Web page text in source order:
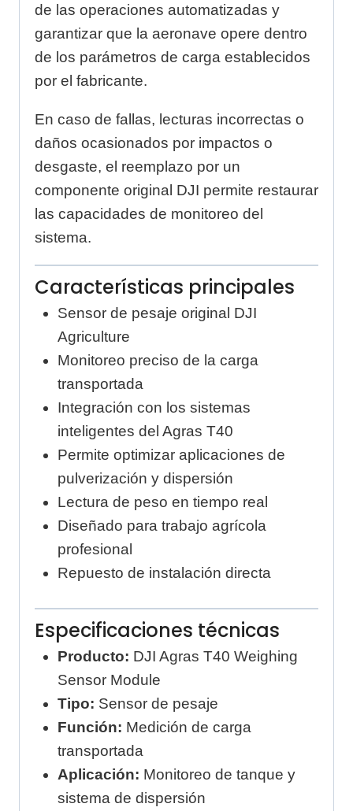
de las operaciones automatizadas y
garantizar que la aeronave opere dentro
de los parámetros de carga establecidos
por el fabricante.
En caso de fallas, lecturas incorrectas o
daños ocasionados por impactos o
desgaste, el reemplazo por un
componente original DJI permite restaurar
las capacidades de monitoreo del
sistema.
Características principales
Sensor de pesaje original DJI
Agriculture
Monitoreo preciso de la carga
transportada
Integración con los sistemas
inteligentes del Agras T40
Permite optimizar aplicaciones de
pulverización y dispersión
Lectura de peso en tiempo real
Diseñado para trabajo agrícola
profesional
Repuesto de instalación directa
Especificaciones técnicas
Producto: DJI Agras T40 Weighing
Sensor Module
Tipo: Sensor de pesaje
Función: Medición de carga
transportada
Aplicación: Monitoreo de tanque y
sistema de dispersión